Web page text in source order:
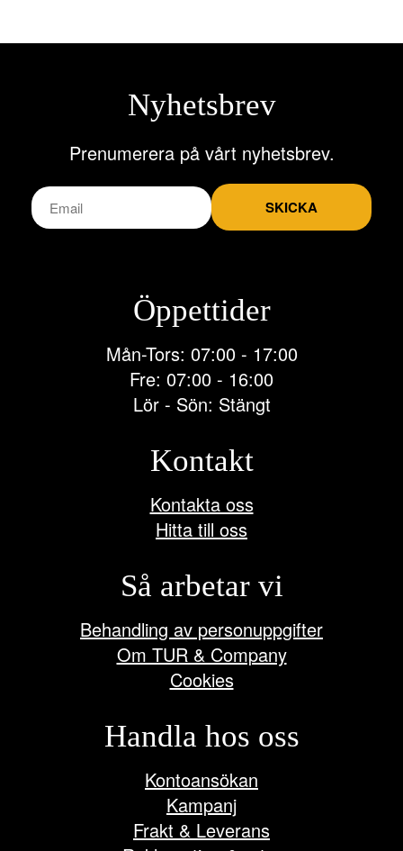
Nyhetsbrev
Prenumerera på vårt nyhetsbrev.
SKICKA
Öppettider
Mån-Tors: 07:00 - 17:00
Fre: 07:00 - 16:00
Lör - Sön: Stängt
Kontakt
Kontakta oss
Hitta till oss
Så arbetar vi
Behandling av personuppgifter
Om TUR & Company
Cookies
Handla hos oss
Kontoansökan
Kampanj
Frakt & Leverans